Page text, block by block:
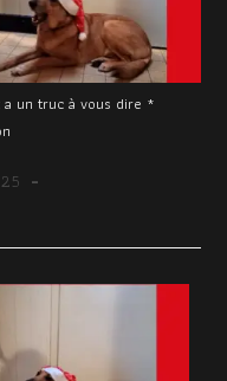
un truc à vous dire *